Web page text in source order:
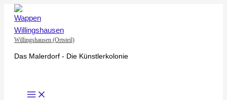
Zum
Inhalt
springen
Willingshausen (Ortsteil)
Das Malerdorf - Die Künstlerkolonie